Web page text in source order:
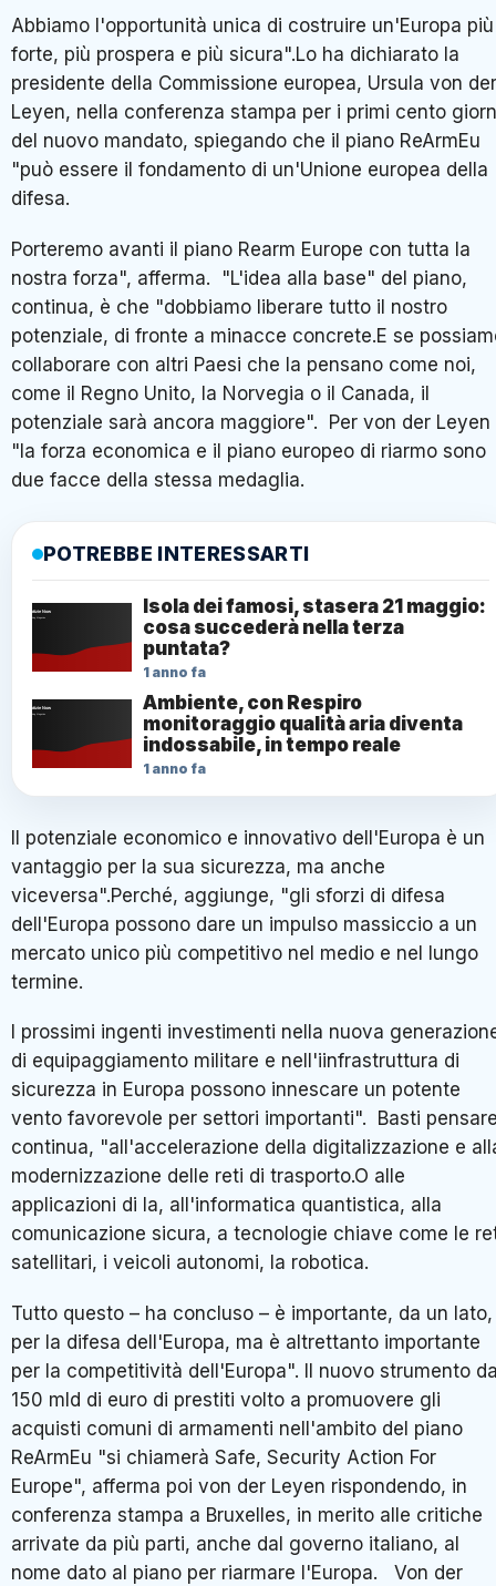
Abbiamo l'opportunità unica di costruire un'Europa più
forte, più prospera e più sicura".Lo ha dichiarato la
presidente della Commissione europea, Ursula von der
Leyen, nella conferenza stampa per i primi cento
del nuovo mandato, spiegando che il piano ReArmEu
"può essere il fondamento di un'Unione europea della
difesa.
Porteremo avanti il piano Rearm Europe con tutta la
nostra forza", afferma. "L'idea alla base" del piano,
continua, è che "dobbiamo liberare tutto il nostro
potenziale, di fronte a minacce concrete.E se
collaborare con altri Paesi che la pensano come noi,
come il Regno Unito, la Norvegia o il Canada, il
potenziale sarà ancora maggiore". Per von der Leyen
"la forza economica e il piano europeo di riarmo sono
due facce della stessa medaglia.
POTREBBE INTERESSARTI
Isola dei famosi, stasera 21 maggio:
cosa succederà nella terza
puntata?
1 anno fa
Ambiente, con Respiro
monitoraggio qualità aria diventa
indossabile, in tempo reale
1 anno fa
Il potenziale economico e innovativo dell'Europa è un
vantaggio per la sua sicurezza, ma anche
viceversa".Perché, aggiunge, "gli sforzi di difesa
dell'Europa possono dare un impulso massiccio a un
mercato unico più competitivo nel medio e nel lungo
termine.
I prossimi ingenti investimenti nella nuova
di equipaggiamento militare e nell'iinfrastruttura di
sicurezza in Europa possono innescare un potente
vento favorevole per settori importanti". Basti
continua, "all'accelerazione della digitalizzazione e
modernizzazione delle reti di trasporto.O alle
applicazioni di Ia, all'informatica quantistica, alla
comunicazione sicura, a tecnologie chiave come le
satellitari, i veicoli autonomi, la robotica.
Tutto questo – ha concluso – è importante, da un lato,
per la difesa dell'Europa, ma è altrettanto importante
per la competitività dell'Europa". Il nuovo strumento
150 mld di euro di prestiti volto a promuovere gli
acquisti comuni di armamenti nell'ambito del piano
ReArmEu "si chiamerà Safe, Security Action For
Europe", afferma poi von der Leyen rispondendo, in
conferenza stampa a Bruxelles, in merito alle critiche
arrivate da più parti, anche dal governo italiano, al
nome dato al piano per riarmare l'Europa. Von der